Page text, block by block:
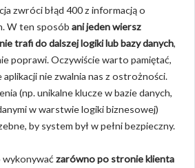
zwróci błąd 400 z informacją o
W ten sposób ani jeden wiersz
trafi do dalszej logiki lub bazy danych,
poprawi. Oczywiście warto pamiętać,
aplikacji nie zwalnia nas z ostrożności.
(np. unikalne klucze w bazie danych,
w warstwie logiki biznesowej)
by system był w pełni bezpieczny.
wykonywać zarówno po stronie klienta